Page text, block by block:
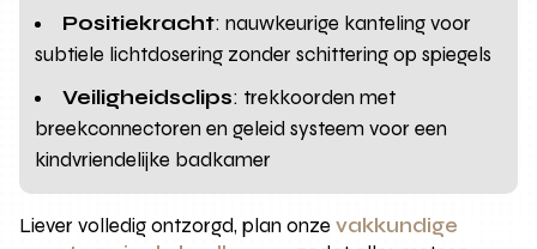
Positiekracht: nauwkeurige kanteling voor
subtiele lichtdosering zonder schittering op spiegels
Veiligheidsclips: trekkoorden met
breekconnectoren en geleid systeem voor een
kindvriendelijke badkamer
Liever volledig ontzorgd, plan onzevakkundige